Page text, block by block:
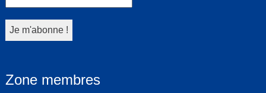
Zone membres